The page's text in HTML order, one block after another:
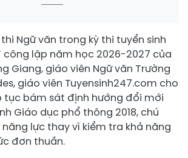
Ngữ văn trong kỳ thi tuyển sinh
công lập năm học 2026-2027 của
Giang, giáo viên Ngữ văn Trường
giáo viên Tuyensinh247.com cho
tục bám sát định hướng đổi mới
Giáo dục phổ thông 2018, chú
lực thay vì kiểm tra khả năng
đơn thuần.